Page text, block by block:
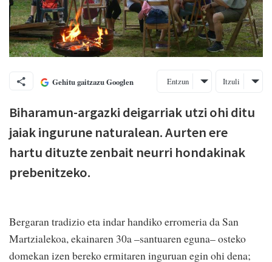
Gehitu gaitzazu Googlen Entzun Itzuli
Biharamun-argazki deigarriak utzi ohi ditu
jaiak ingurune naturalean. Aurten ere
hartu dituzte zenbait neurri hondakinak
prebenitzeko.
Bergaran tradizio eta indar handiko erromeria da San
Martzialekoa, ekainaren 30a –santuaren eguna– osteko
domekan izen bereko ermitaren inguruan egin ohi dena;